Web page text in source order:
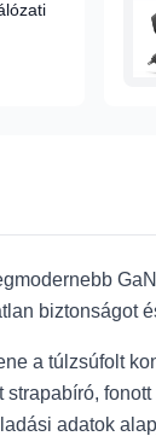
biztonságot
a túlzsúfolt
adatok